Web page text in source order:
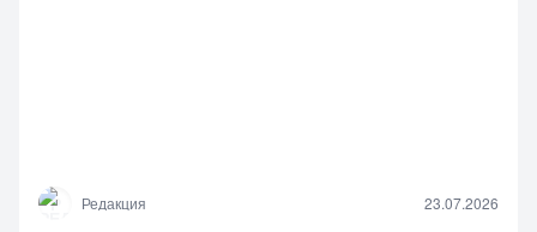
Р Редакция 23.07.2026